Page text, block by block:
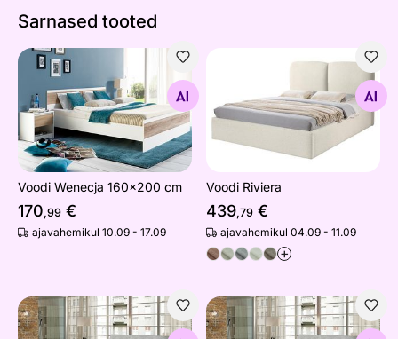
Sarnased tooted
Voodi Wenecja 160x200 cm
Otsi sarnaseid
Voodi Wenecja 160x200 cm
170,99 €
ajavahemikul 10.09 - 17.09
Otsi sarnaseid
Voodi Riviera
439,79 €
ajavahemikul 04.09 - 11.09
+
Voodi Pesukastiga voodi